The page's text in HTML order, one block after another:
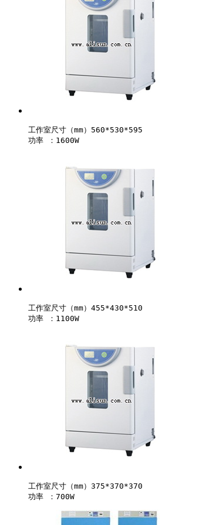
工作室尺寸（mm）560*530*595
工作室尺寸（mm）455*430*510
工作室尺寸（mm）375*370*370